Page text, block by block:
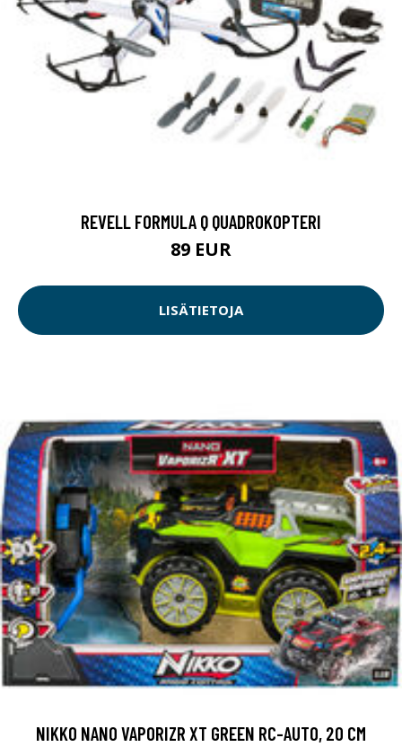
REVELL FORMULA Q QUADROKOPTERI
89 EUR
LISÄTIETOJA
NIKKO NANO VAPORIZR XT GREEN RC-AUTO, 20 CM